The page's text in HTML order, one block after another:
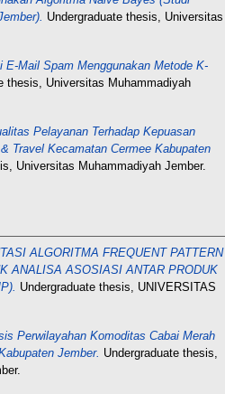
Undergraduate thesis, Universitas
E-Mail Spam Menggunakan Metode K-
thesis, Universitas Muhammadiyah
Pelayanan Terhadap Kepuasan
Travel Kecamatan Cermee Kabupaten
Universitas Muhammadiyah Jember.
ALGORITMA FREQUENT PATTERN
ANALISA ASOSIASI ANTAR PRODUK
Undergraduate thesis, UNIVERSITAS
Perwilayahan Komoditas Cabai Merah
Jember. Undergraduate thesis,